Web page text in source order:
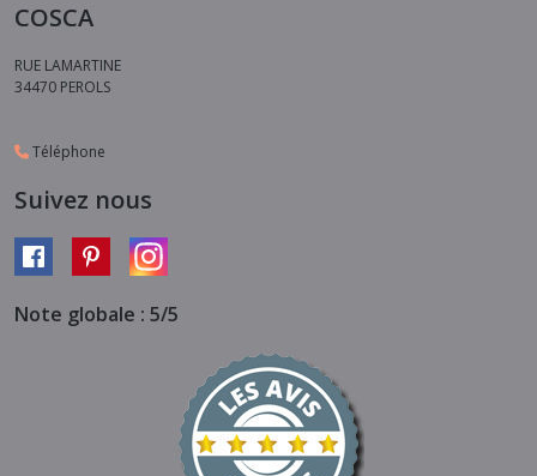
COSCA
RUE LAMARTINE
34470 PEROLS
Téléphone
Suivez nous
Note globale : 5/5